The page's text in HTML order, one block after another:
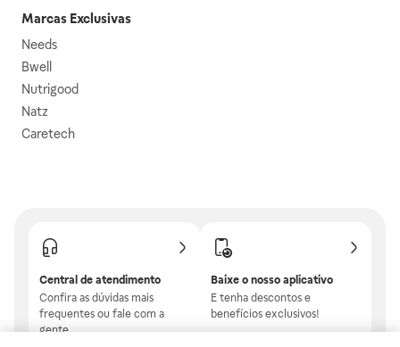
Marcas Exclusivas
Needs
Bwell
Nutrigood
Natz
Caretech
Central de atendimento
Confira as dúvidas mais
frequentes ou fale com a
gente.
Baixe o nosso aplicativo
E tenha descontos e
benefícios exclusivos!